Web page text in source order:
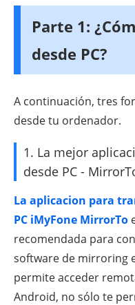
Parte 1:
desde PC?
A continuación, tres
desde tu ordenador.
1. La mejor
desde PC -
La aplicacion para
PC iMyFone MirrorTo
recomendada para
software de mirroring
permite acceder
Android, no sólo te